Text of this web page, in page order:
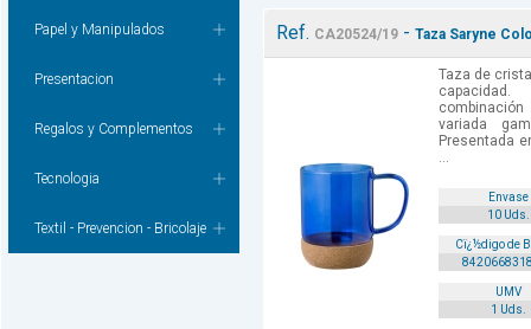
Papel y Manipulados
Presentacion
Regalos y Complementos
Tecnologia
Textil - Prevencion - Bricolaje
Ref. CA20524/19 - Taza Saryne
Taza de
variada
Presentada
...
Envase
10 Uds.
Cï¿½digo de
UMV
1 Uds.